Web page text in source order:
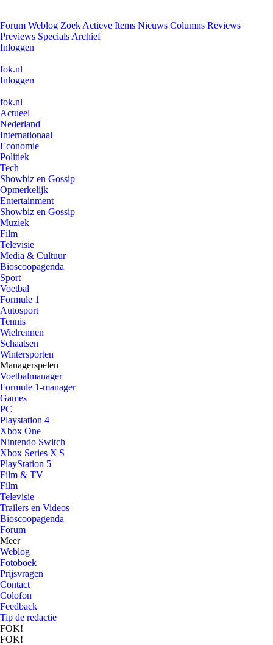
Forum Weblog Zoek Actieve Items Nieuws Columns Reviews
Previews Specials Archief
Inloggen
fok.nl
Inloggen
fok.nl
Actueel
Nederland
Internationaal
Economie
Politiek
Tech
Showbiz en Gossip
Opmerkelijk
Entertainment
Showbiz en Gossip
Muziek
Film
Televisie
Media & Cultuur
Bioscoopagenda
Sport
Voetbal
Formule 1
Autosport
Tennis
Wielrennen
Schaatsen
Wintersporten
Managerspelen
Voetbalmanager
Formule 1-manager
Games
PC
Playstation 4
Xbox One
Nintendo Switch
Xbox Series X|S
PlayStation 5
Film & TV
Film
Televisie
Trailers en Videos
Bioscoopagenda
Forum
Meer
Weblog
Fotoboek
Prijsvragen
Contact
Colofon
Feedback
Tip de redactie
FOK!
FOK!